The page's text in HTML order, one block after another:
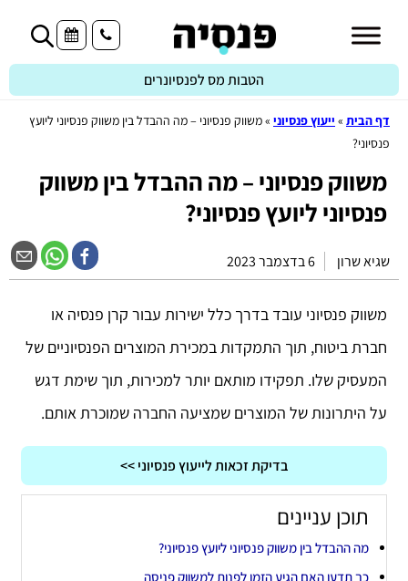
הטבות מס לפנסיונרים
דף הבית » ייעוץ פנסיוני »משווק פנסיוני – מה ההבדל בין משווק פנסיוני ליועץ
פנסיוני?
משווק פנסיוני – מה ההבדל בין משווק
פנסיוני ליועץ פנסיוני?
שגיא שרון 6 בדצמבר 2023
משווק פנסיוני עובד בדרך כלל ישירות עבור קרן פנסיה או
חברת ביטוח, תוך התמקדות במכירת המוצרים הפנסיוניים של
המעסיק שלו. תפקידו מותאם יותר למכירות, תוך שימת דגש
על היתרונות של המוצרים שמציעה החברה שמוכרת אותם.
בדיקת זכאות לייעוץ פנסיוני >>
תוכן עניינים
מה ההבדל בין משווק פנסיוני ליועץ פנסיוני?
כך תדעו האם הגיע הזמן לפנות למשווק פניסה